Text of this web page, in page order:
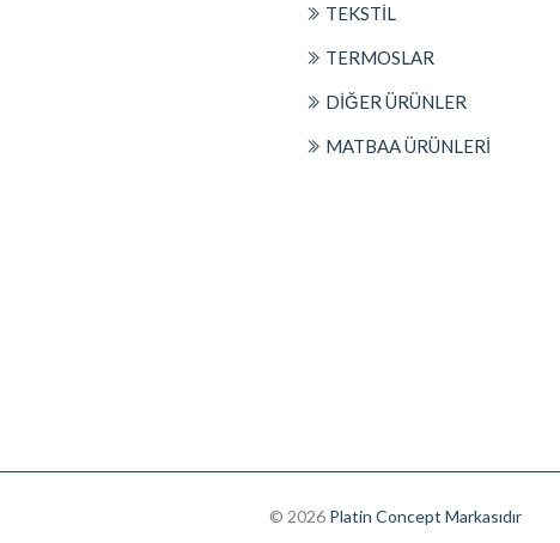
TEKSTİL
TERMOSLAR
DİĞER ÜRÜNLER
MATBAA ÜRÜNLERİ
© 2026 Platin Concept Markasıdır